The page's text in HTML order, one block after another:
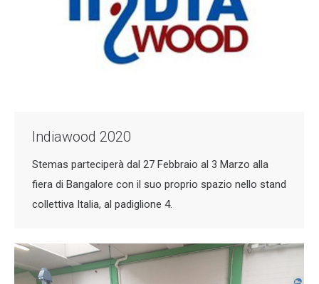
Indiawood 2020
Stemas parteciperà dal 27 Febbraio al 3 Marzo alla
fiera di Bangalore con il suo proprio spazio nello stand
collettiva Italia, al padiglione 4.